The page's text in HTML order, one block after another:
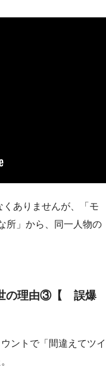
ありませんが、「モ
所」から、同一人物の
の理由③【 誤爆
ントで「間違えてツイ